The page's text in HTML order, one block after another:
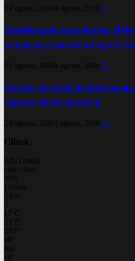
4 agosto, 20264 agosto, 2026 0
Cambios puertas adentro: el
su equipo y apunta a mejorar
3 agosto, 2026 3 agosto, 2026 0
Centros de salud locales
Semana de la Lactancia
3 agosto, 2026 3 agosto, 2026 0
Clima
Alta Gracia
cielo claro
33%
11km/h
4%
17 C
17
17
16
Jue
10